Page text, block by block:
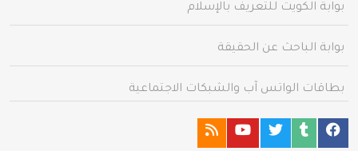
بوابة الكويت للتعريف بالإسلام
بوابة الباحث عن الحقيقة
بطاقات الواتس آب والشبكات الاجتماعية